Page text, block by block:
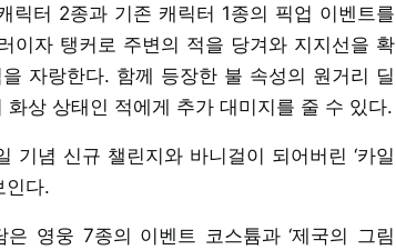
릭터 2종과 기존 캐릭터 1종의 픽업 이벤트를
이자 탱커로 주변의 적을 당겨와 지지선을 확
자랑한다. 함께 등장한 불 속성의 원거리 딜
화상 상태인 적에게 추가 대미지를 줄 수 있다.
기념 신규 챌린지와 바니걸이 되어버린 ‘카일
인다.
영웅 7종의 이벤트 코스튬과 ‘제국의 그림